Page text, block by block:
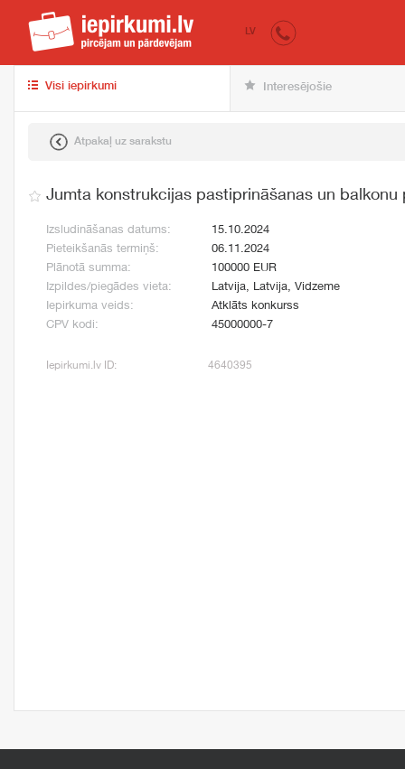
iepirkumi.lv
LV
Visi iepirkumi Interesējošie
Atpakaļ uz sarakstu
Jumta konstrukcijas pastiprināšanas un balkonu
Izsludināšanas datums:
15.10.2024
Pieteikšanās termiņš:
06.11.2024
Plānotā summa:
100000 EUR
Izpildes/piegādes vieta:
Latvija, Latvija, Vidzeme
Iepirkuma veids:
Atklāts konkurss
CPV kodi:
45000000-7
Iepirkumi.lv ID: 4640395